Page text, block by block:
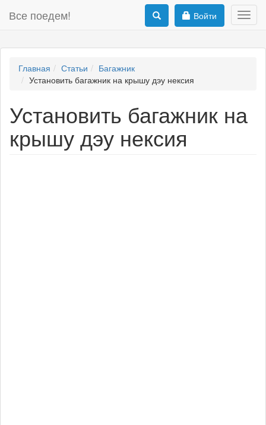
Все поедем! Войти
Главная Статьи
Багажник
Установить багажник на крышу дэу нексия
Установить багажник на
крышу дэу нексия